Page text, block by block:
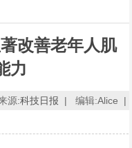
改善老年人肌
力
源:科技日报 | 编辑:Alice |